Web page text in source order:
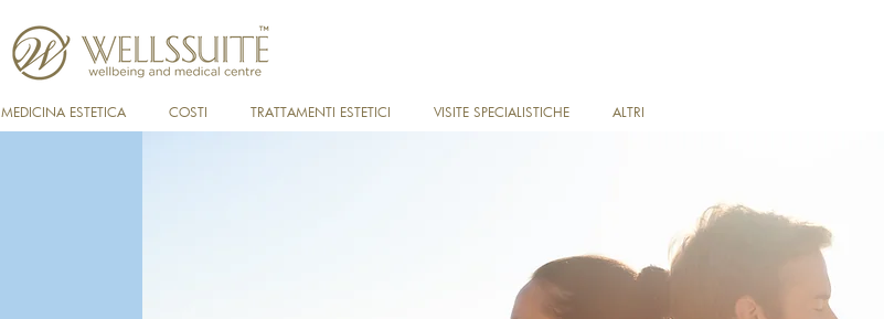
MEDICINA ESTETICA COSTI TRATTAMENTI ESTETICI VISITE SPECIALISTICHE ALTRI